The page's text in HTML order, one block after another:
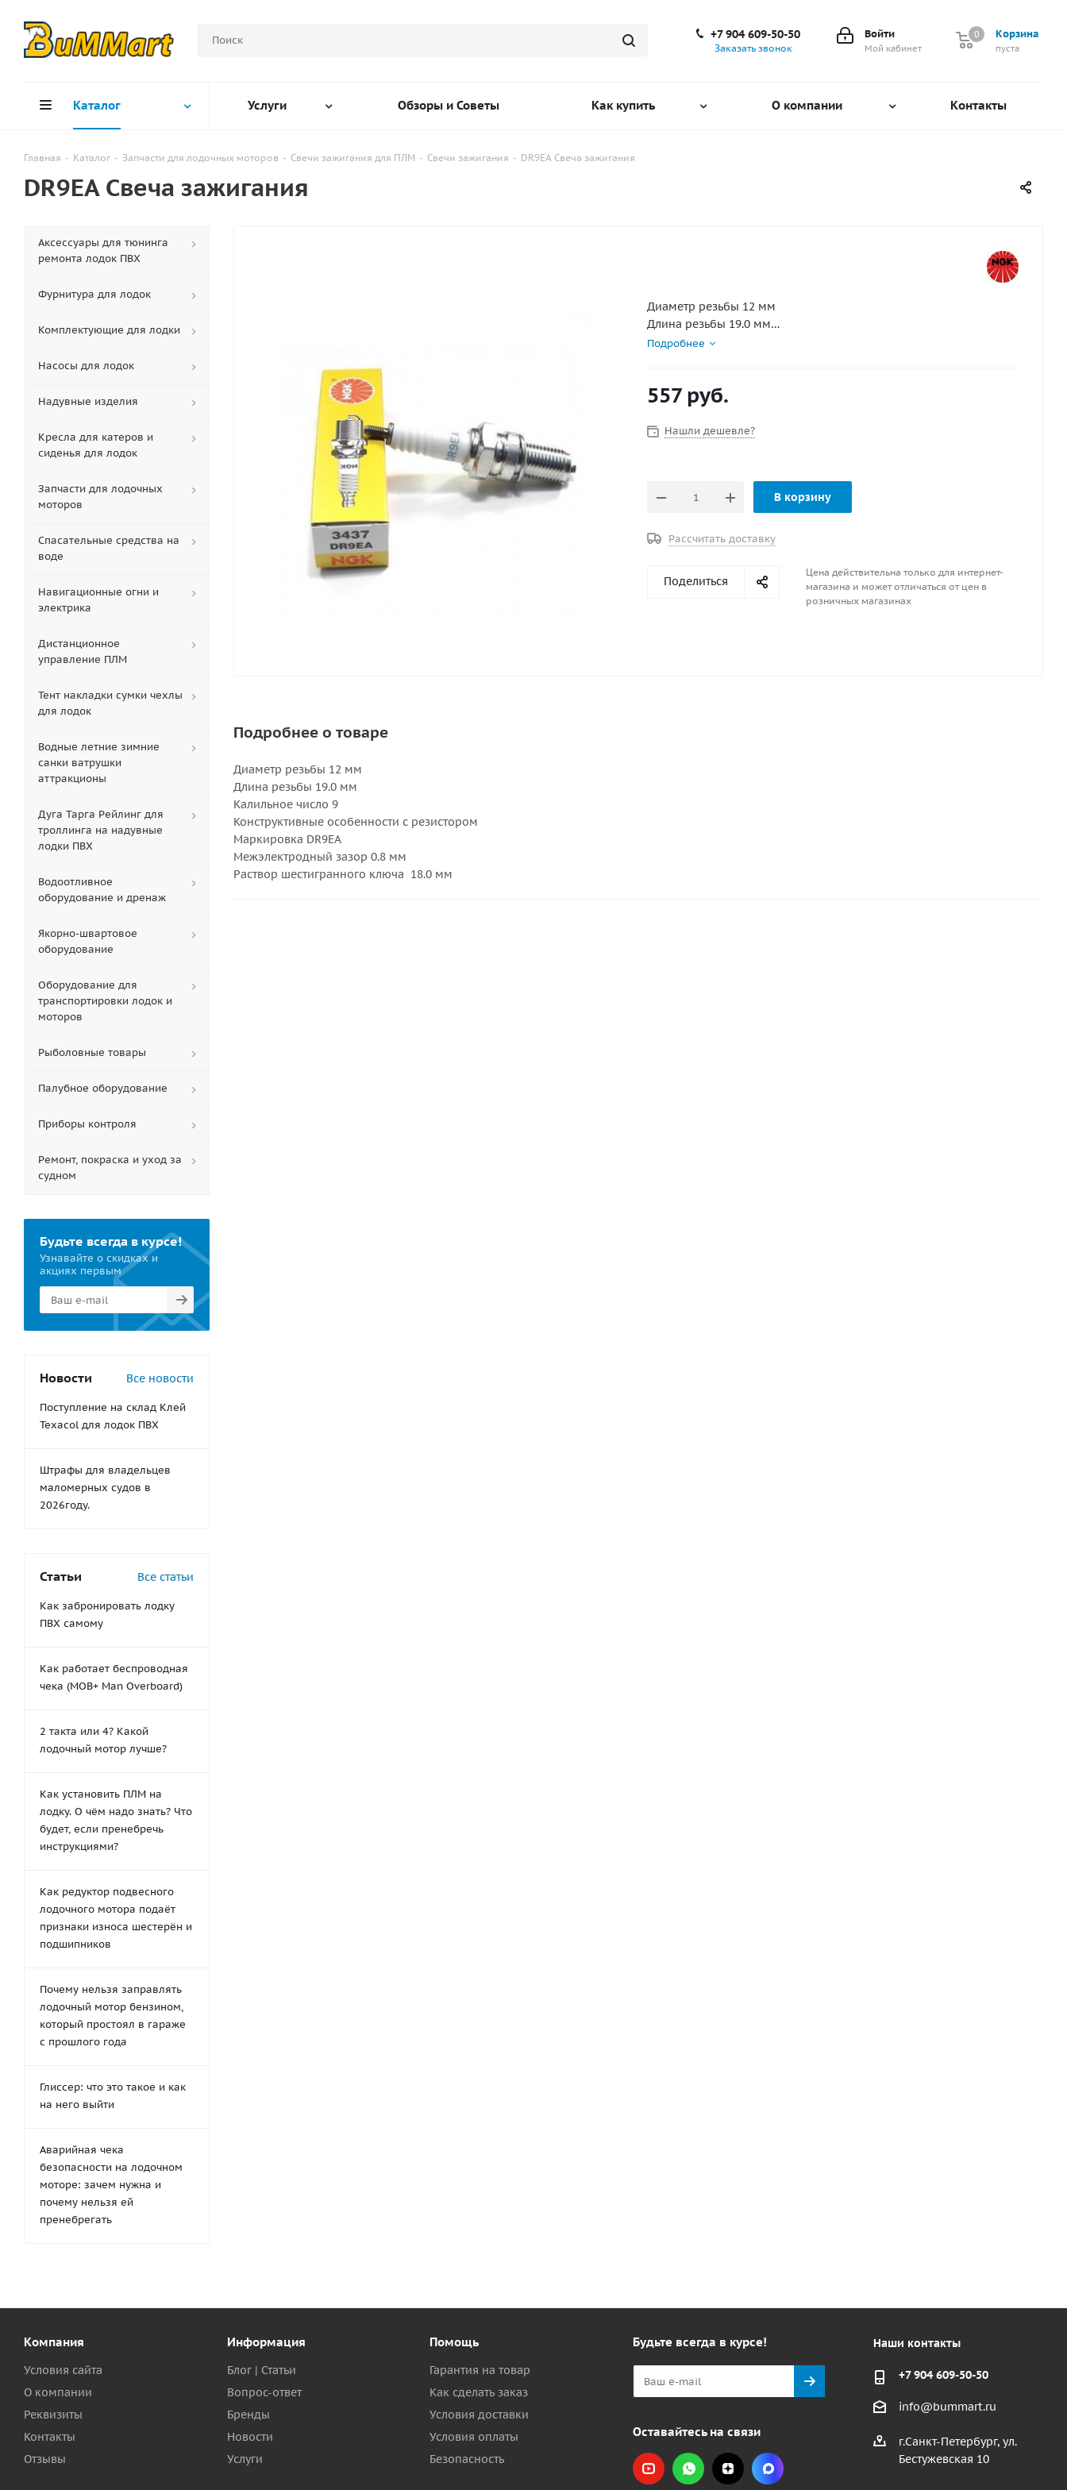
Корзина
0
пуста
0
Войти
Мой кабинет
+7 904 609-50-50
Заказать звонок
Каталог Услуги Обзоры и Советы Как купить О компании Контакты
Главная - Каталог - Запчасти для лодочных моторов - Свечи зажигания для ПЛМ - Свечи зажигания - DR9EA Свеча зажигания
DR9EA Свеча зажигания
Диаметр резьбы 12 мм
Длина резьбы 19.0 мм
Калильное число 9
Межэлектродный зазор 0.8 мм
Раствор шестигранного ключа 18.0 мм
Подробнее
557руб.
Нашли дешевле?
В корзину
Рассчитать доставку
Поделиться
Цена действительна только для интернет-
магазина и может отличаться от цен в
розничных магазинах
Подробнее о товаре
Диаметр резьбы 12 мм
Длина резьбы 19.0 мм
Калильное число 9
Конструктивные особенности с резистором
Маркировка DR9EA
Межэлектродный зазор 0.8 мм
Раствор шестигранного ключа 18.0 мм
Аксессуары для тюнинга
ремонта лодок ПВХ
Фурнитура для лодок
Комплектующие для лодки
Насосы для лодок
Надувные изделия
Кресла для катеров и
сиденья для лодок
Запчасти для лодочных
моторов
Спасательные средства на
воде
Навигационные огни и
электрика
Дистанционное
управление ПЛМ
Тент накладки сумки чехлы
для лодок
Водные летние зимние
санки ватрушки
аттракционы
Дуга Тарга Рейлинг для
троллинга на надувные
лодки ПВХ
Водоотливное
оборудование и дренаж
Якорно-швартовое
оборудование
Оборудование для
транспортировки лодок и
моторов
Рыболовные товары
Палубное оборудование
Приборы контроля
Ремонт, покраска и уход за
судном
Будьте всегда в курсе!
Узнавайте о скидках и
акциях первым
Новости Все новости
Поступление на склад Клей
Texacol для лодок ПВХ
Штрафы для владельцев
маломерных судов в
2026году.
Статьи Все статьи
Как забронировать лодку
ПВХ самому
Как работает беспроводная
чека (MOB+ Man Overboard)
2 такта или 4? Какой
лодочный мотор лучше?
Как установить ПЛМ на
лодку. О чём надо знать? Что
будет, если пренебречь
инструкциями?
Как редуктор подвесного
лодочного мотора подаёт
признаки износа шестерён и
подшипников
Почему нельзя заправлять
лодочный мотор бензином,
который простоял в гараже
с прошлого года
Глиссер: что это такое и как
на него выйти
Аварийная чека
безопасности на лодочном
моторе: зачем нужна и
почему нельзя ей
пренебрегать
Компания
Условия сайта
О компании
Реквизиты
Контакты
Отзывы
Информация
Блог | Статьи
Вопрос-ответ
Бренды
Новости
Услуги
Помощь
Гарантия на товар
Как сделать заказ
Условия доставки
Условия оплаты
Безопасность
Будьте всегда в курсе!
Оставайтесь на связи
Наши контакты
+7 904 609-50-50
info@bummart.ru
г.Санкт-Петербург, ул.
Бестужевская 10